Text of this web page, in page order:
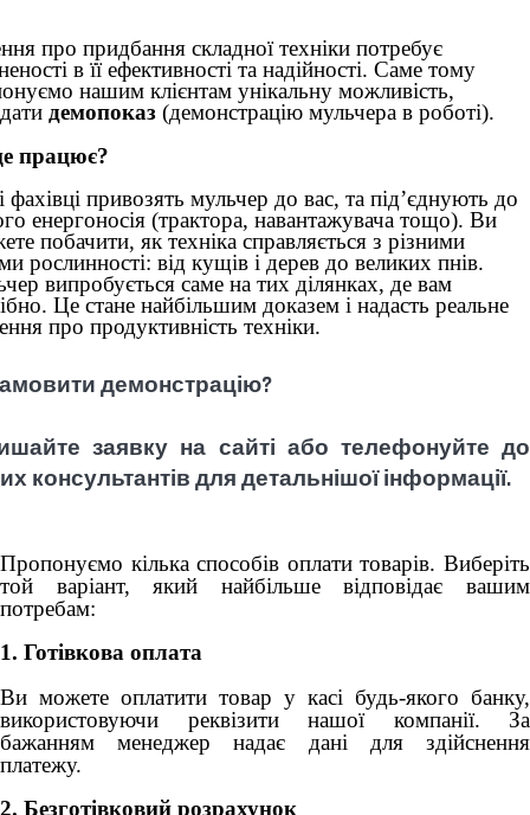
про придбання складної техніки потребує
в її ефективності та надійності. Саме тому
нашим клієнтам унікальну можливість,
демопоказ (демонстрацію мульчера в роботі).
працює?
привозять мульчер до вас, та під’єднують до
енергоносія (трактора, навантажувача тощо). Ви
побачити, як техніка справляється з різними
рослинності: від кущів і дерев до великих пнів.
випробується саме на тих ділянках, де вам
Це стане найбільшим доказем і надасть реальне
про продуктивність техніки.
демонстрацію?
заявку на сайті або телефонуйте до
консультантів для детальнішої інформації.
Пропонуємо кілька способів оплати товарів. Виберіть
той варіант, який найбільше відповідає вашим
потребам:
1. Готівкова оплата
Ви можете оплатити товар у касі будь-якого банку,
використовуючи реквізити нашої компанії. За
бажанням менеджер надає дані для здійснення
платежу.
2. Безготівковий розрахунок